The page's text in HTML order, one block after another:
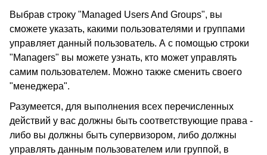
Выбрав строку "Managed Users And Groups", вы
сможете указать, какими пользователями и группами
управляет данный пользователь. А с помощью строки
"Managers" вы можете узнать, кто может управлять
самим пользователем. Можно также сменить своего
"менеджера".
Разумеется, для выполнения всех перечисленных
действий у вас должны быть соответствующие права -
либо вы должны быть супервизором, либо должны
управлять данным пользователем или группой, в